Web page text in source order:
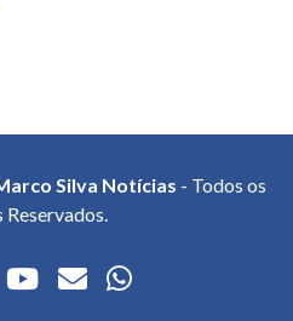
Silva Notícias - Todos os